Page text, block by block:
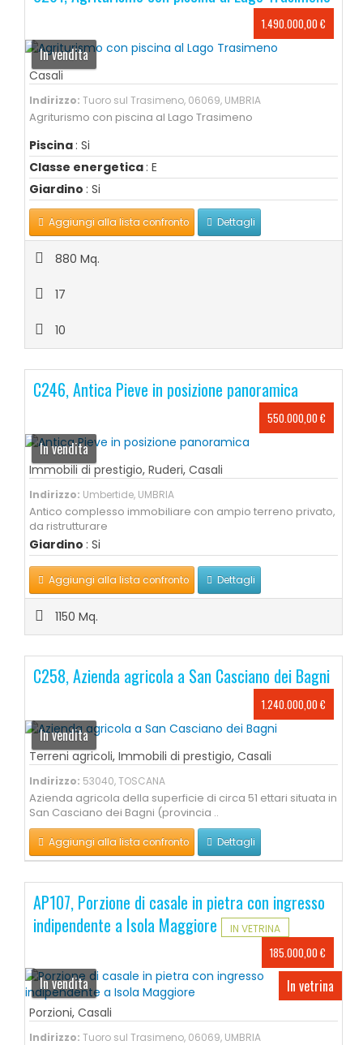
1.490.000,00 €
In vendita
Casali
Indirizzo: Tuoro sul Trasimeno, 06069, UMBRIA
Agriturismo con piscina al Lago Trasimeno
Piscina : Si
Classe energetica : E
Giardino : Si
Aggiungi alla lista confronto Dettagli
880 Mq.
17
10
C246, Antica Pieve in posizione panoramica
550.000,00 €
In vendita
Immobili di prestigio, Ruderi, Casali
Indirizzo: Umbertide, UMBRIA
Antico complesso immobiliare con ampio terreno privato,
da ristrutturare
Giardino : Si
Aggiungi alla lista confronto Dettagli
1150 Mq.
C258, Azienda agricola a San Casciano dei Bagni
1.240.000,00 €
In vendita
Terreni agricoli, Immobili di prestigio, Casali
Indirizzo: 53040, TOSCANA
Azienda agricola della superficie di circa 51 ettari situata in
San Casciano dei Bagni (provincia ..
Aggiungi alla lista confronto Dettagli
AP107, Porzione di casale in pietra con ingresso
indipendente a Isola Maggiore
IN VETRINA
185.000,00 €
In vetrina
In vendita
Porzioni, Casali
Indirizzo: Tuoro sul Trasimeno, 06069, UMBRIA